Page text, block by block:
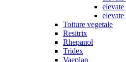
Toiture vegetale
Resitrix
Rhepanol
Tridex
Vaeplan